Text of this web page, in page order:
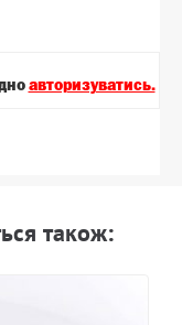
авторизуватись.
також: